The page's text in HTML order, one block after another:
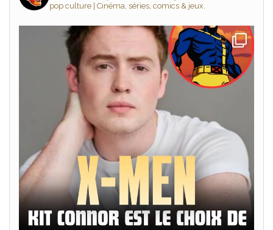
pop culture | Cinéma, séries, comics & jeux.